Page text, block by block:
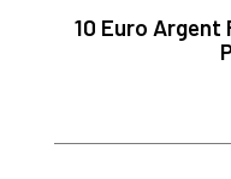
10 Euro